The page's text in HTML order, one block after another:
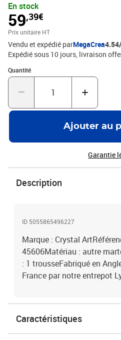
En stock
59,39€
Prix unitaire HT
Vendu et expédié parMegaCrea
Expédié sous 10 jours livraison
Quantité
Quantité : 1
Ajouter au
Garantie
Description
ID 5055865496227
Marque : Crystal
45606Matériau : autre
: 1 trousseFabriqué en
France par notre entrepot
Caractéristiques